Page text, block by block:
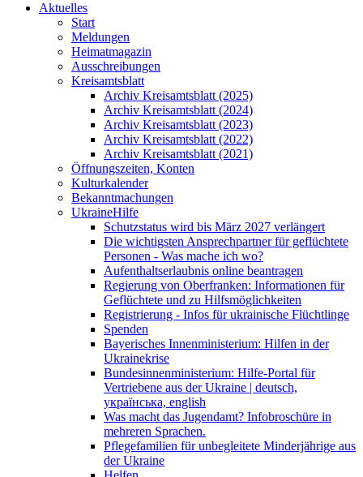
Aktuelles
Start
Meldungen
Heimatmagazin
Ausschreibungen
Kreisamtsblatt
Archiv Kreisamtsblatt (2025)
Archiv Kreisamtsblatt (2024)
Archiv Kreisamtsblatt (2023)
Archiv Kreisamtsblatt (2022)
Archiv Kreisamtsblatt (2021)
Öffnungszeiten, Konten
Kulturkalender
Bekanntmachungen
UkraineHilfe
Schutzstatus wird bis März 2027 verlängert
Die wichtigsten Ansprechpartner für geflüchtete
Personen - Was mache ich wo?
Aufenthaltserlaubnis online beantragen
Regierung von Oberfranken: Informationen für
Geflüchtete und zu Hilfsmöglichkeiten
Registrierung - Infos für ukrainische Flüchtlinge
Spenden
Bayerisches Innenministerium: Hilfen in der
Ukrainekrise
Bundesinnenministerium: Hilfe-Portal für
Vertriebene aus der Ukraine | deutsch,
українська, english
Was macht das Jugendamt? Infobroschüre in
mehreren Sprachen.
Pflegefamilien für unbegleitete Minderjährige aus
der Ukraine